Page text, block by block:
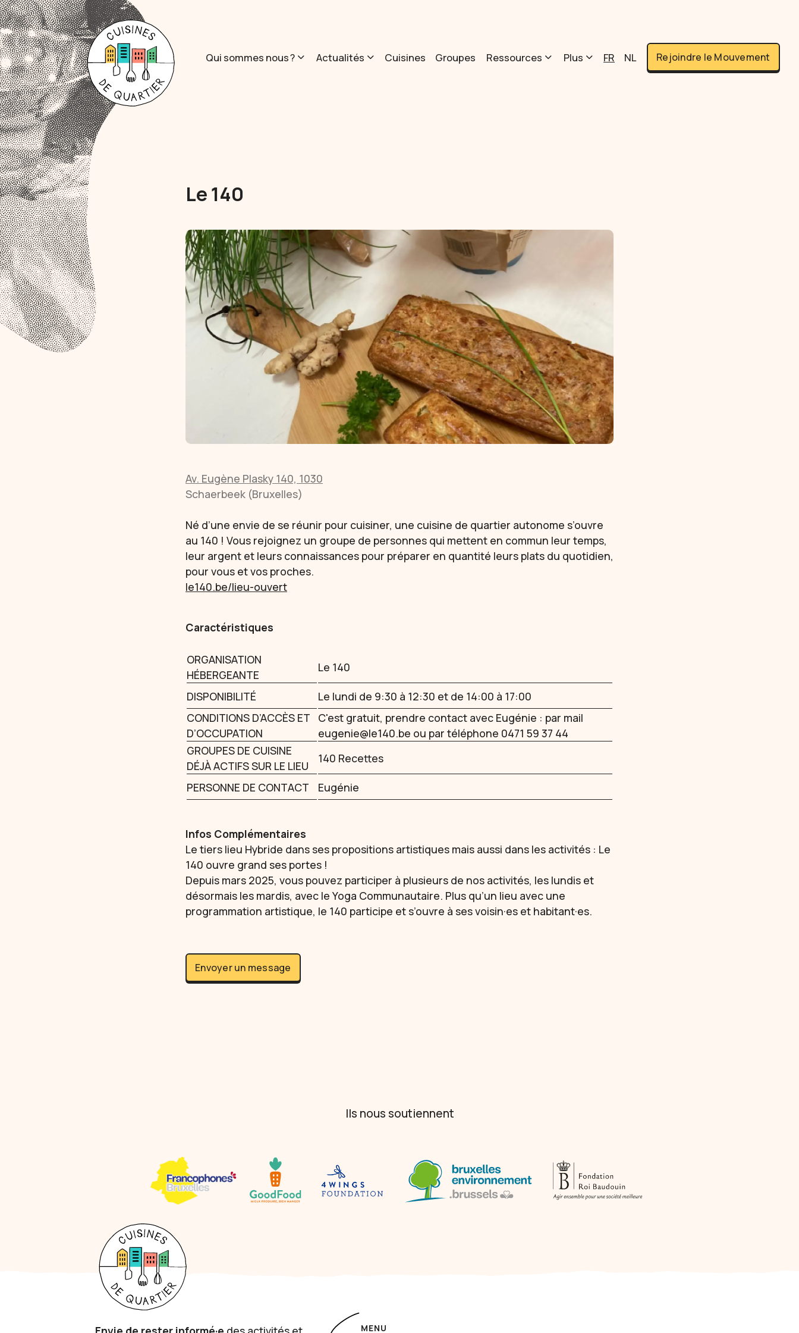
Qui sommes nous ? Actualités Cuisines Groupes Ressources Plus FR NL Rejoindre le Mouvement
Le 140
Av. Eugène Plasky 140, 1030
Schaerbeek (Bruxelles)
Né d’une envie de se réunir pour cuisiner, une cuisine de quartier autonome s’ouvre
au 140 ! Vous rejoignez un groupe de personnes qui mettent en commun leur temps,
leur argent et leurs connaissances pour préparer en quantité leurs plats du quotidien,
pour vous et vos proches.
le140.be/lieu-ouvert
Caractéristiques
ORGANISATION
HÉBERGEANTE
Le 140
DISPONIBILITÉ
Le lundi de 9:30 à 12:30 et de 14:00 à 17:00
CONDITIONS D’ACCÈS ET
D’OCCUPATION
C'est gratuit, prendre contact avec Eugénie : par mail
eugenie@le140.be ou par téléphone 0471 59 37 44
GROUPES DE CUISINE
DÉJÀ ACTIFS SUR LE LIEU
140 Recettes
PERSONNE DE CONTACT Eugénie
Infos Complémentaires
Le tiers lieu Hybride dans ses propositions artistiques mais aussi dans les activités : Le
140 ouvre grand ses portes !
Depuis mars 2025, vous pouvez participer à plusieurs de nos activités, les lundis et
désormais les mardis, avec le Yoga Communautaire. Plus qu’un lieu avec une
programmation artistique, le 140 participe et s’ouvre à ses voisin·es et habitant·es.
Envoyer un message
Ils nous soutiennent
MENU